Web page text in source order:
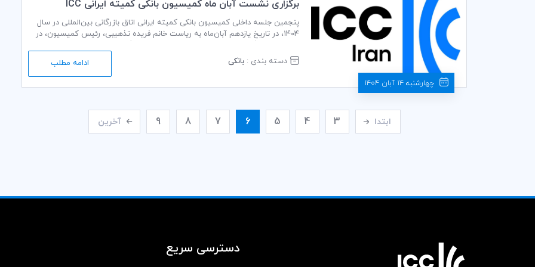
برگزاری نشست آبان ماه کمیسیون بانکی کمیته ایرانی ICC
پنجمین جلسه داخلی کمیسیون بانکی کمیته ایرانی اتاق بازرگانی بین‌المللی در سال
۱۴۰۴، در تاریخ یازدهم آبان‌ماه به ریاست خانم فریده تذهیبی، رئیس کمیسیون، در
دسته بندی : بانکی
ادامه مطلب
چهارشنبه 14 آبان 1404
ابتدا 3
4
5
6
7
8
9 آخرین
دسترسی سریع